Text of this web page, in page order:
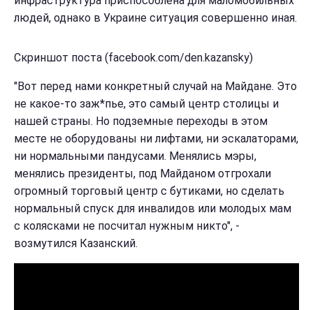
людей, однако в Украине ситуация совершенно иная.
Скриншот поста (facebook.com/den.kazansky)
"Вот перед нами конкретный случай на Майдане. Это
не какое-то заж*пье, это самый центр столицы и
нашей страны. Но подземные переходы в этом
месте не оборудованы ни лифтами, ни эскалаторами,
ни нормальными пандусами. Менялись мэры,
менялись президенты, под Майданом отгрохали
огромный торговый центр с бутиками, но сделать
нормальный спуск для инвалидов или молодых мам
с колясками не посчитал нужным никто", -
возмутился Казанский.